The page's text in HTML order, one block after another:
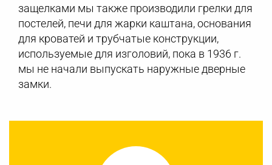
защелками мы также производили грелки для
постелей, печи для жарки каштана, основания
для кроватей и трубчатые конструкции,
используемые для изголовий, пока в 1936 г.
мы не начали выпускать наружные дверные
замки.